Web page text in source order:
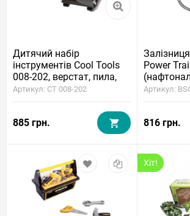
Дитячий набір
інструментів Cool Tools
008-202, верстат, пила,
шуруповерт, молоток,
Артикул: CT 008-202
885 грн.
Power
26
Артикул:
816 грн.
Хіт!